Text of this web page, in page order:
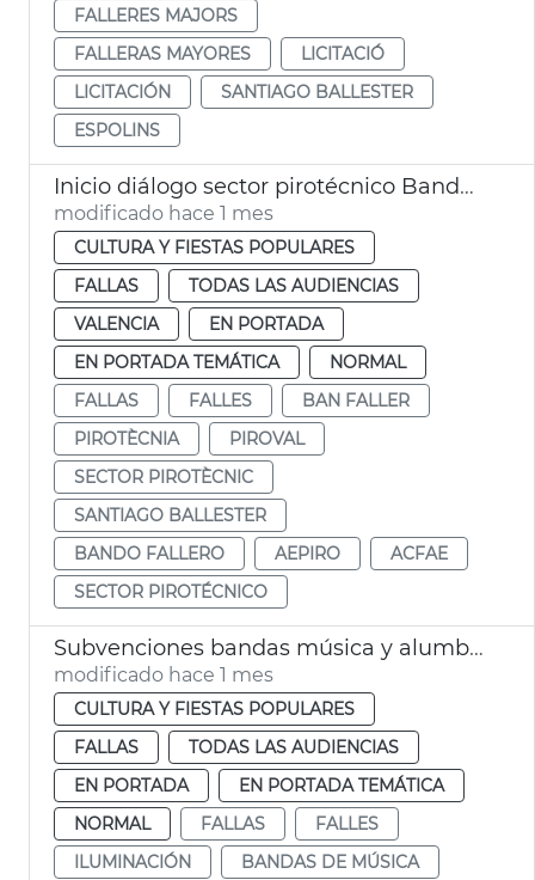
FALLERES MAJORS
FALLERAS MAYORES
LICITACIÓ
LICITACIÓN
SANTIAGO BALLESTER
ESPOLINS
Inicio diálogo sector pirotécnico Bando Faller
modificado hace 1 mes
CULTURA Y FIESTAS POPULARES
FALLAS
TODAS LAS AUDIENCIAS
VALENCIA
EN PORTADA
EN PORTADA TEMÁTICA
NORMAL
FALLAS
FALLES
BAN FALLER
PIROTÈCNIA
PIROVAL
SECTOR PIROTÈCNIC
SANTIAGO BALLESTER
BANDO FALLERO
AEPIRO
ACFAE
SECTOR PIROTÉCNICO
Subvenciones bandas música y alumbrado calles Fallas València
modificado hace 1 mes
CULTURA Y FIESTAS POPULARES
FALLAS
TODAS LAS AUDIENCIAS
EN PORTADA
EN PORTADA TEMÁTICA
NORMAL
FALLAS
FALLES
ILUMINACIÓN
BANDAS DE MÚSICA